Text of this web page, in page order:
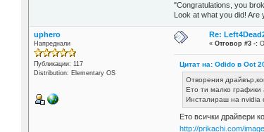
"Congratulations, you
Look at what you did! Are
uphero
Напреднали
Публикации: 117
Distribution: Elementary OS
Re:
«Отговор #3 -:
Цитат на: Odido в Oct
Отворения
Ето ти малко
Инсталираш на nvidia
Ето всички драйвери
http://prikachi.com/